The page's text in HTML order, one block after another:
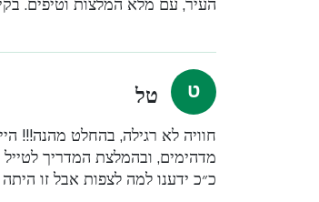
העיר, עם מלא המלצות וטיפים.
טל
מדהימים, ובהמלצת המדריך
כ״כ ידענו למה לצפות אבל זו